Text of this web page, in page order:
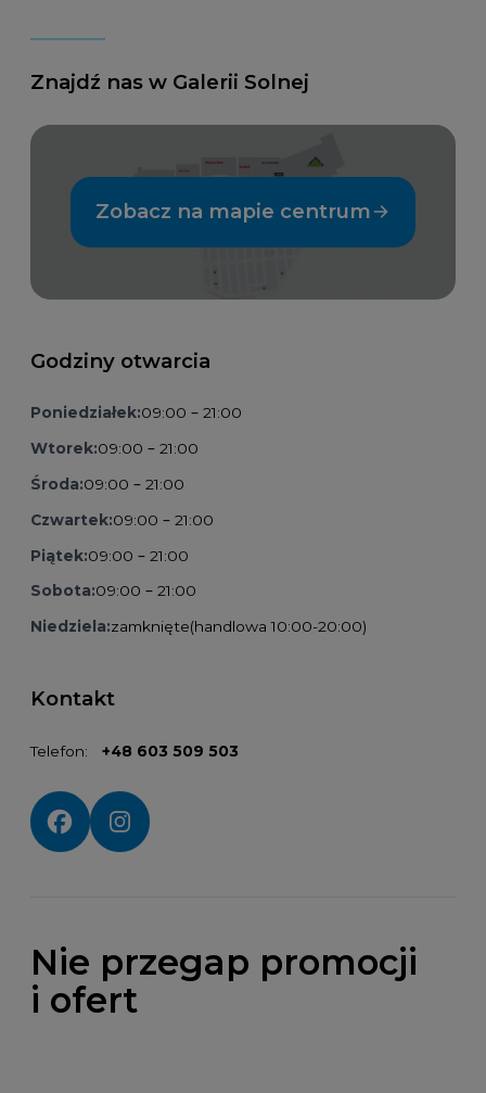
Znajdź nas w Galerii Solnej
Zobacz na mapie centrum
Godziny otwarcia
Poniedziałek:09:00 – 21:00
Wtorek:09:00 – 21:00
Środa:09:00 – 21:00
Czwartek:09:00 – 21:00
Piątek:09:00 – 21:00
Sobota:09:00 – 21:00
Niedziela:zamknięte(handlowa 10:00-20:00)
Kontakt
Telefon: +48 603 509 503
Social media:
Nie przegap promocji
i ofert